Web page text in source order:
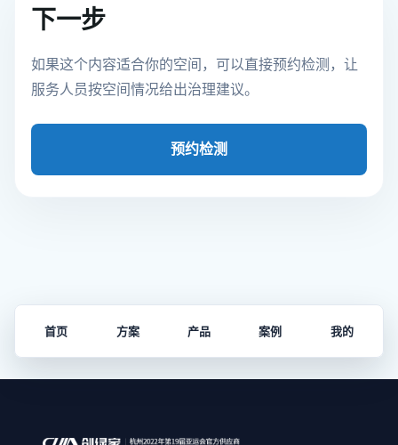
下一步
如果这个内容适合你的空间，可以直接预约检测，让
服务人员按空间情况给出治理建议。
预约检测
首页 方案 产品 案例 我的